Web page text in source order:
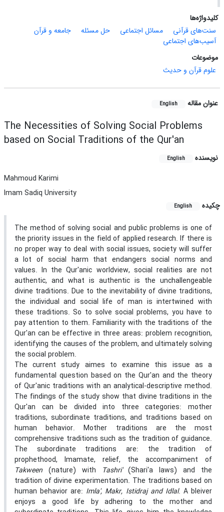
کلیدواژه‌ها
سنت‌های قرآنی
مسائل اجتماعی حل مسئله
جامعه و قرآن
آسیب‌های اجتماعی
موضوعات
علوم قرآن و حدیث
عنوان مقاله English
The Necessities of Solving Social Problems
based on Social Traditions of the Qur'an
نویسنده English
Mahmoud Karimi
Imam Sadiq University
چکیده
English
The method of solving social and public problems is one of
the priority issues in the field of applied research. If there is
no proper way to deal with social issues, society will suffer
a lot of social harm that endangers social norms and
values. In the Qur'anic worldview, social realities are not
authentic, and what is authentic is the unchallengeable
divine traditions. Due to the inevitability of divine traditions,
the individual and social life of man is intertwined with
these traditions. So to solve social problems, you have to
pay attention to them. Familiarity with the traditions of the
Qur'an can be effective in three areas: problem recognition,
identifying the causes of the problem, and ultimately solving
the social problem.
The current study aimes to examine this issue as a
fundamental question based on the Qur'an and the theory
of Qur'anic traditions with an analytical-descriptive method.
The findings of the study show that divine traditions in the
Qur'an can be divided into three categories: mother
traditions, subordinate traditions, and traditions based on
human behavior. Mother traditions are the most
comprehensive traditions such as the tradition of guidance.
The subordinate traditions are: the tradition of
prophethood, Imamate, relief, the accompaniment of
Takween (nature) with Tashri'(Shari'a laws) and the
tradition of divine experimentation. The traditions based on
human behavior are: Imla', Makr, Istidraj and Idlal. A bleiver
enjoys a good life by adhering to the mother and